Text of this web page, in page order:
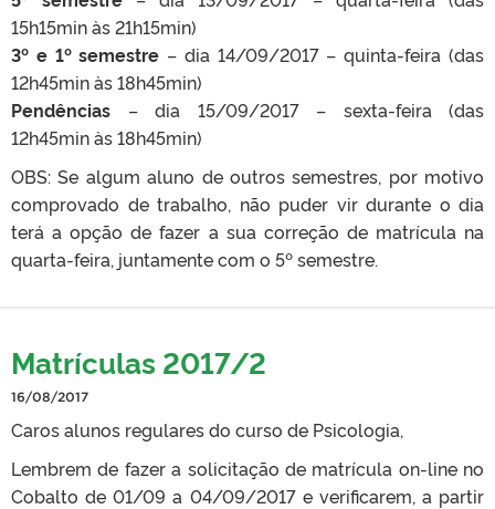
15h15min às 21h15min)
3º e 1º semestre – dia 14/09/2017 – quinta-feira (das
12h45min às 18h45min)
Pendências – dia 15/09/2017 – sexta-feira (das
12h45min às 18h45min)
OBS: Se algum aluno de outros semestres, por motivo
comprovado de trabalho, não puder vir durante o dia
terá a opção de fazer a sua correção de matrícula na
quarta-feira, juntamente com o 5º semestre.
Matrículas 2017/2
16/08/2017
Caros alunos regulares do curso de Psicologia,
Lembrem de fazer a solicitação de matrícula on-line no
Cobalto de 01/09 a 04/09/2017 e verificarem, a partir